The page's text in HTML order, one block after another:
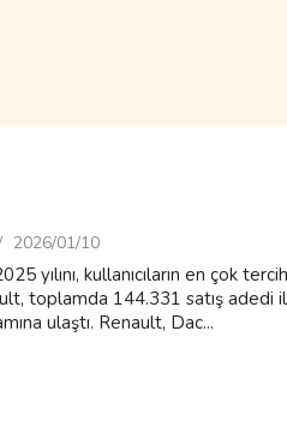
2026/01/10
yılını, kullanıcıların en çok
toplamda 144.331 satış adedi
ulaştı. Renault, Dac...